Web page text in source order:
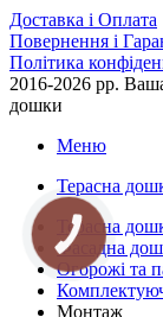
Доставка і Оплата
Повернення і
Політика
2016-2026 рр.
дошки
Меню
Терасна
Терасна
Фасадна
Огорожі та
Монтаж
КНОПКА
ЗВ'ЯЗКУ